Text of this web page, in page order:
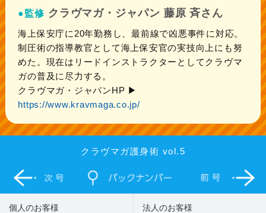
●監修 クラヴマガ・ジャパン 藤原 斉さん
海上保安庁に20年勤務し、最前線で凶悪事件に対応。
制圧術の指導教官として海上保安官の実技向上にも努
めた。現在はリードインストラクターとしてクラヴマ
ガの普及に尽力する。
クラヴマガ・ジャパンHP ▶︎
https://www.kravmaga.co.jp/
クラヴマガ護身術 vol.5
個人のお客様 法人のお客様